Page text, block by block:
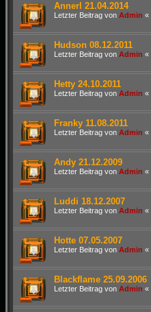
Annerl 21.04.2014
Letzter Beitrag von Admin «
Hudson 08.12.2011
Letzter Beitrag von Admin «
Hetty 24.10.2011
Letzter Beitrag von Admin «
Franky 11.08.2011
Letzter Beitrag von Admin «
Andy 21.12.2009
Letzter Beitrag von Admin «
Luddi 18.12.2007
Letzter Beitrag von Admin «
Hotte 07.05.2007
Letzter Beitrag von Admin «
Blackflame 25.09.2006
Letzter Beitrag von Admin «